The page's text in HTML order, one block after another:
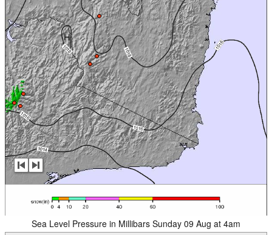
Sea Level Pressure in Millibars Sunday 09 Aug at 4am